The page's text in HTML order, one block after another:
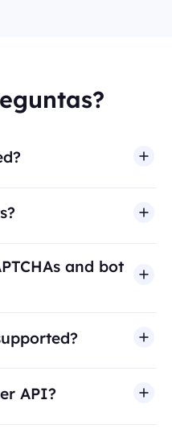
and bot
API?